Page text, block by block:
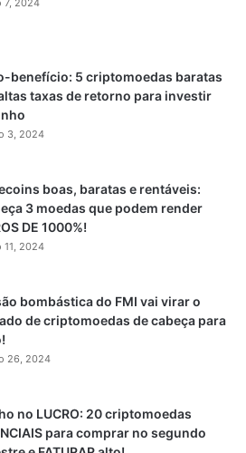
benefício: 5 criptomoedas baratas
taxas de retorno para investir
3, 2024
boas, baratas e rentáveis:
3 moedas que podem render
DE 1000%!
11, 2024
bombástica do FMI vai virar o
de criptomoedas de cabeça para
26, 2024
no LUCRO: 20 criptomoedas
para comprar no segundo